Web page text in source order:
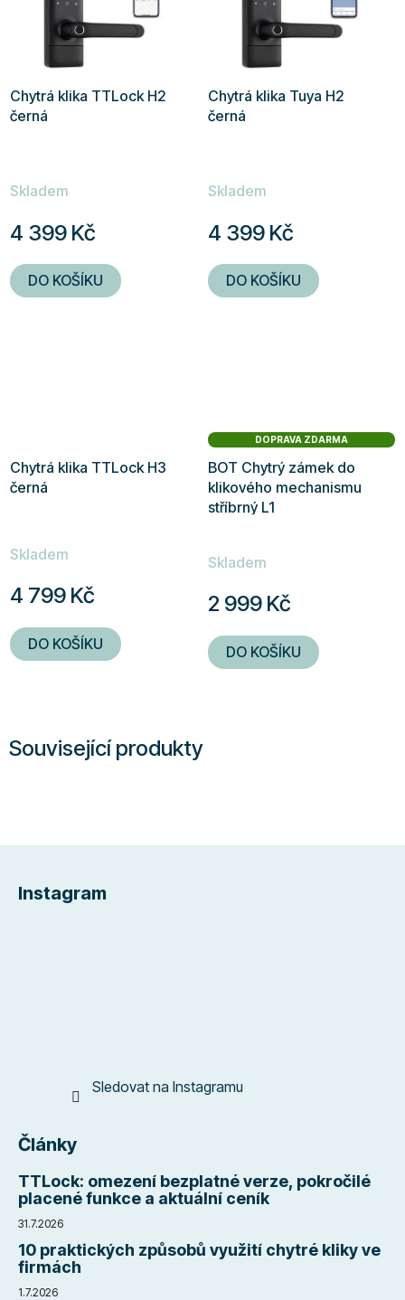
Související produkty
Chytrá klika TTLock H2
černá
Skladem
4 399 Kč
DO KOŠÍKU
Chytrá klika Tuya H2
černá
Skladem
4 399 Kč
DO KOŠÍKU
Chytrá klika TTLock H3
černá
hodnocení
je
5,0
z
Skladem
4 799 Kč
DO KOŠÍKU
DOPRAVA ZDARMA
BOT Chytrý zámek do
klikového mechanismu
stříbrný L1
Skladem
2 999 Kč
DO KOŠÍKU
Instagram
Sledovat na Instagramu
Články
TTLock: omezení bezplatné verze, pokročilé
placené funkce a aktuální ceník
31.7.2026
10 praktických způsobů využití chytré kliky ve
firmách
1.7.2026